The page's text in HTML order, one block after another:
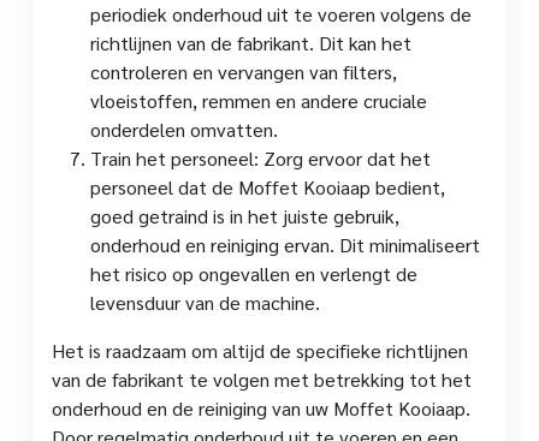
periodiek onderhoud uit te voeren volgens de
richtlijnen van de fabrikant. Dit kan het
controleren en vervangen van filters,
vloeistoffen, remmen en andere cruciale
onderdelen omvatten.
Train het personeel: Zorg ervoor dat het
personeel dat de Moffet Kooiaap bedient,
goed getraind is in het juiste gebruik,
onderhoud en reiniging ervan. Dit minimaliseert
het risico op ongevallen en verlengt de
levensduur van de machine.
Het is raadzaam om altijd de specifieke richtlijnen
van de fabrikant te volgen met betrekking tot het
onderhoud en de reiniging van uw Moffet Kooiaap.